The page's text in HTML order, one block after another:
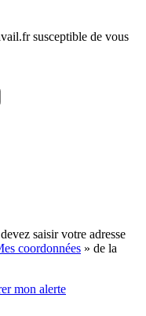
susceptible de vous
saisir votre adresse
coordonnées » de la
mon alerte